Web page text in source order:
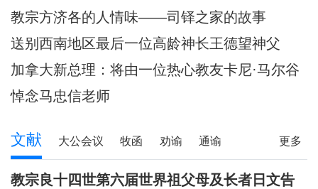
教宗方济各的人情味——司铎之家的故事
送别西南地区最后一位高龄神长王德望神父
加拿大新总理：将由一位热心教友卡尼·马尔谷
担任
悼念马忠信老师
更多
文献 大公会议 牧函 劝谕 通谕
文告 其它
教宗良十四世第六届世界祖父母及长者日文告